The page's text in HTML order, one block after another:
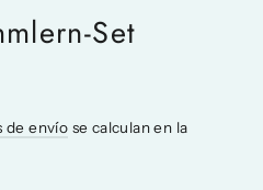
Set
de envío se calculan en la